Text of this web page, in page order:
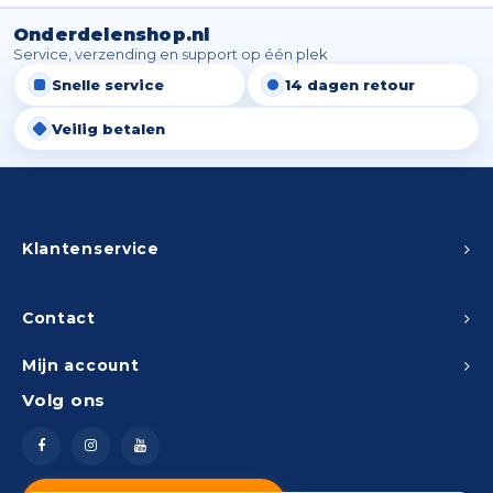
Onderdelenshop.nl
Service, verzending en support op één plek
Snelle service
14 dagen retour
Veilig betalen
Contact
Klantenservice
Mijn account
Volg ons